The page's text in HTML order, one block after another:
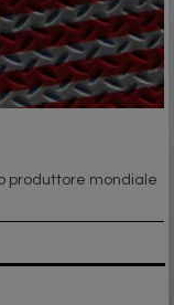
produttore mondiale